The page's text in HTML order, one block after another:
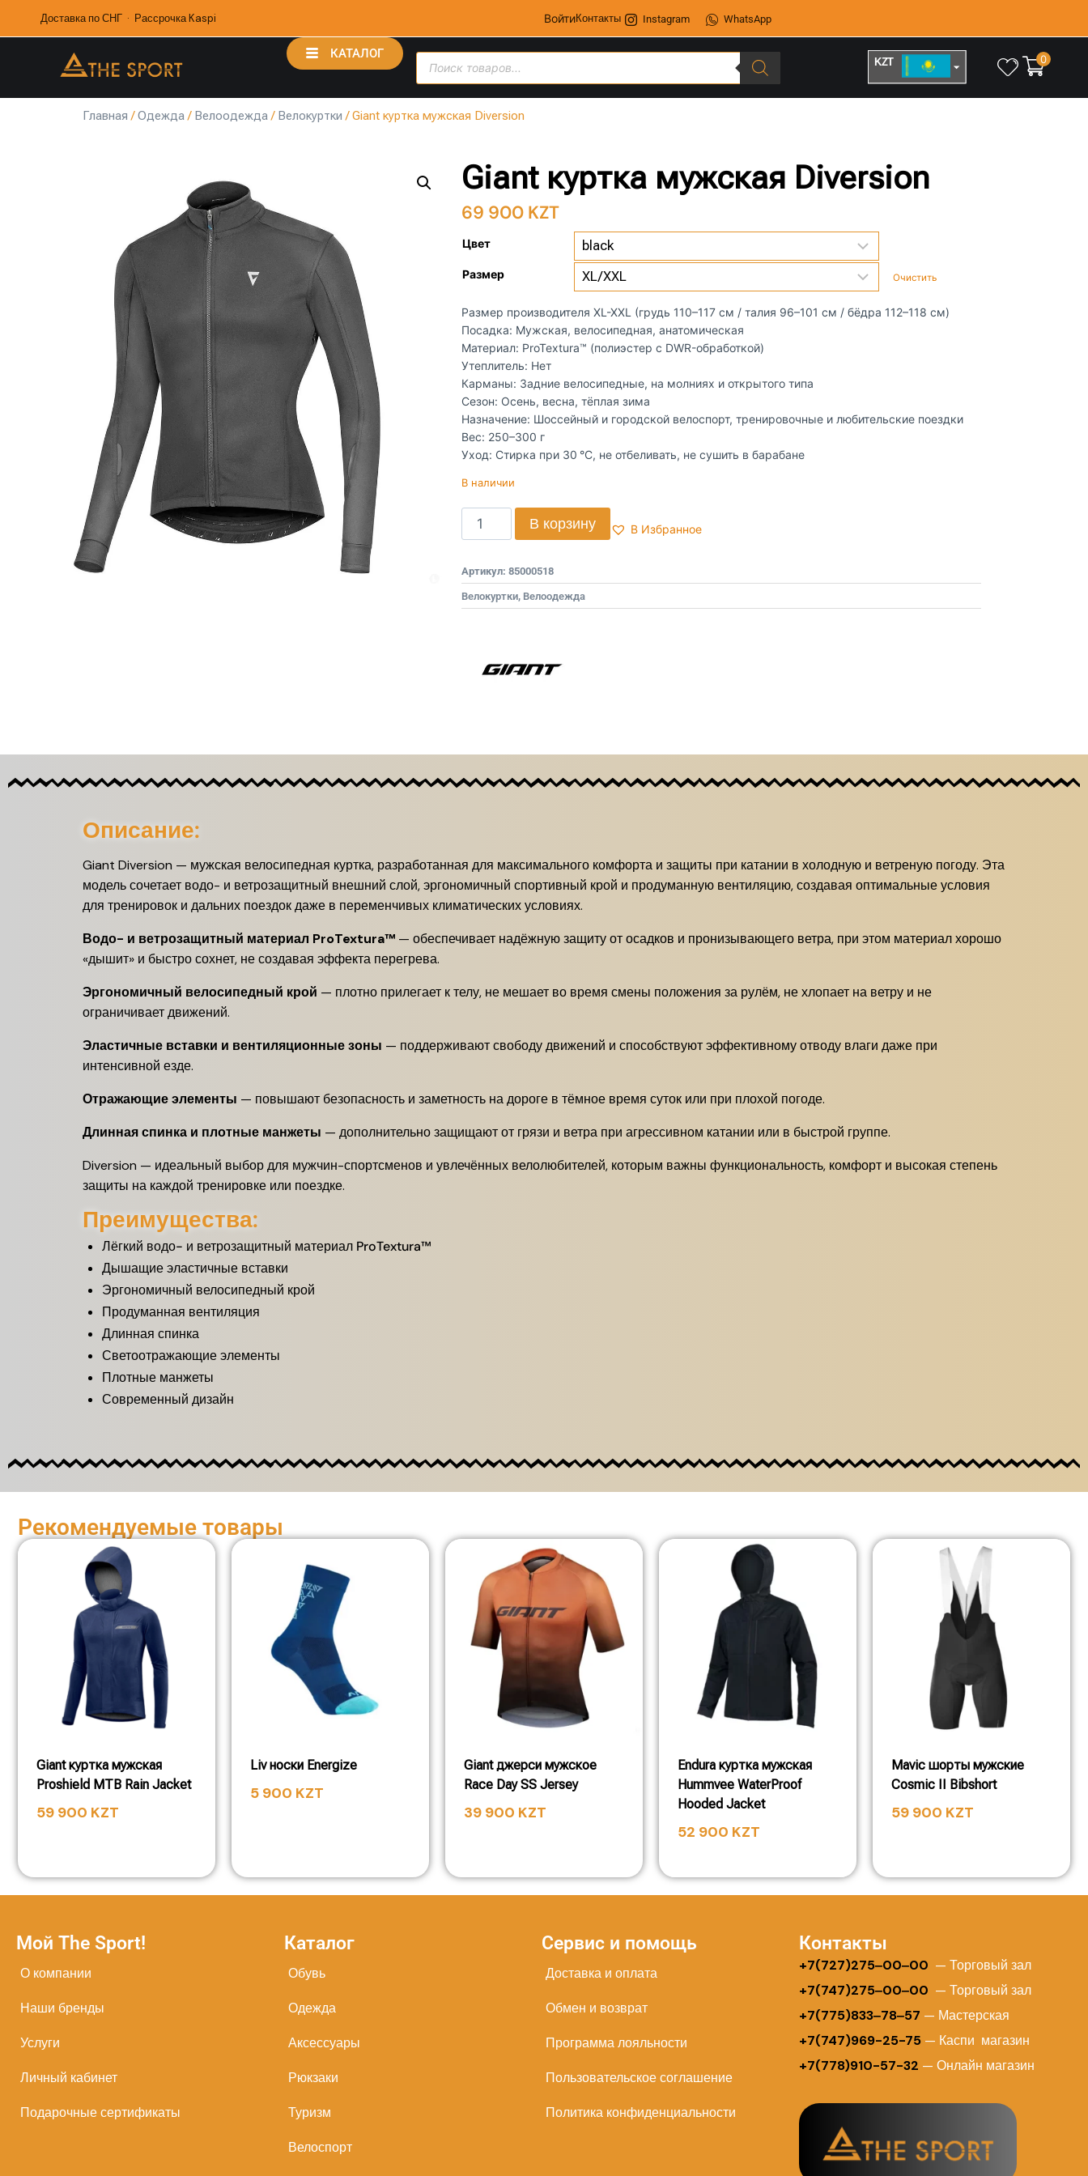
Доставка по СНГ · Рассрочка Kaspi ВойтиКонтакты Instagram WhatsApp
КАТАЛОГ
KZT 0
Главная /Одежда/ Велоодежда/ Велокуртки / Giant куртка мужская Diversion
Giant куртка мужская Diversion
69 900 KZT
Цвет
Размер Очистить
Размер производителя XL-XXL (грудь 110–117 см / талия 96–101 см / бёдра 112–118 см)
Посадка: Мужская, велосипедная, анатомическая
Материал: ProTextura™ (полиэстер с DWR-обработкой)
Утеплитель: Нет
Карманы: Задние велосипедные, на молниях и открытого типа
Сезон: Осень, весна, тёплая зима
Назначение: Шоссейный и городской велоспорт, тренировочные и любительские поездки
Вес: 250–300 г
Уход: Стирка при 30 °C, не отбеливать, не сушить в барабане
В наличии
В корзину В Избранное
Артикул: 85000518
Велокуртки, Велоодежда
Описание:
Giant Diversion — мужская велосипедная куртка, разработанная для максимального комфорта и защиты при катании в холодную и ветреную погоду. Эта
модель сочетает водо- и ветрозащитный внешний слой, эргономичный спортивный крой и продуманную вентиляцию, создавая оптимальные условия
для тренировок и дальних поездок даже в переменчивых климатических условиях.
Водо- и ветрозащитный материал ProTextura™ — обеспечивает надёжную защиту от осадков и пронизывающего ветра, при этом материал хорошо
«дышит» и быстро сохнет, не создавая эффекта перегрева.
Эргономичный велосипедный крой — плотно прилегает к телу, не мешает во время смены положения за рулём, не хлопает на ветру и не
ограничивает движений.
Эластичные вставки и вентиляционные зоны — поддерживают свободу движений и способствуют эффективному отводу влаги даже при
интенсивной езде.
Отражающие элементы — повышают безопасность и заметность на дороге в тёмное время суток или при плохой погоде.
Длинная спинка и плотные манжеты — дополнительно защищают от грязи и ветра при агрессивном катании или в быстрой группе.
Diversion — идеальный выбор для мужчин-спортсменов и увлечённых велолюбителей, которым важны функциональность, комфорт и высокая степень
защиты на каждой тренировке или поездке.
Преимущества:
Лёгкий водо- и ветрозащитный материал ProTextura™
Дышащие эластичные вставки
Эргономичный велосипедный крой
Продуманная вентиляция
Длинная спинка
Светоотражающие элементы
Плотные манжеты
Современный дизайн
Рекомендуемые товары
Giant куртка мужская
Proshield MTB Rain Jacket
59 900 KZT
Liv носки Energize
5 900 KZT
Giant джерси мужское
Race Day SS Jersey
39 900 KZT
Endura куртка мужская
Hummvee WaterProof
Hooded Jacket
52 900 KZT
Mavic шорты мужские
Cosmic II Bibshort
59 900 KZT
Мой The Sport!
О компании
Наши бренды
Услуги
Личный кабинет
Подарочные сертификаты
Каталог
Обувь
Одежда
Аксессуары
Рюкзаки
Туризм
Велоспорт
Сервис и помощь
Доставка и оплата
Обмен и возврат
Программа лояльности
Пользовательское соглашение
Политика конфиденциальности
Контакты
+7(727)275‒00‒00 — Торговый зал
+7(747)275‒00‒00 — Торговый зал
+7(775)833‒78‒57 — Мастерская
+7(747)969-25-75— Каспи магазин
+7(778)910-57-32 — Онлайн магазин